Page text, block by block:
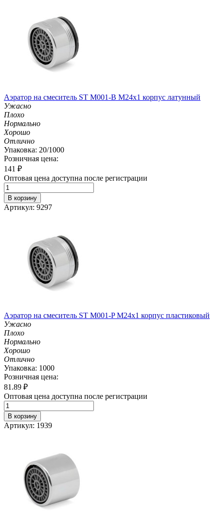
Аэратор на смеситель ST М001-B М24х1 корпус латунный
Ужасно
Плохо
Нормально
Хорошо
Отлично
Упаковка: 20/1000
Розничная цена:
141 ₽
Оптовая цена доступна после регистрации
В корзину
Артикул: 9297
Аэратор на смеситель ST М001-P М24х1 корпус пластиковый
Ужасно
Плохо
Нормально
Хорошо
Отлично
Упаковка: 1000
Розничная цена:
81.89 ₽
Оптовая цена доступна после регистрации
В корзину
Артикул: 1939